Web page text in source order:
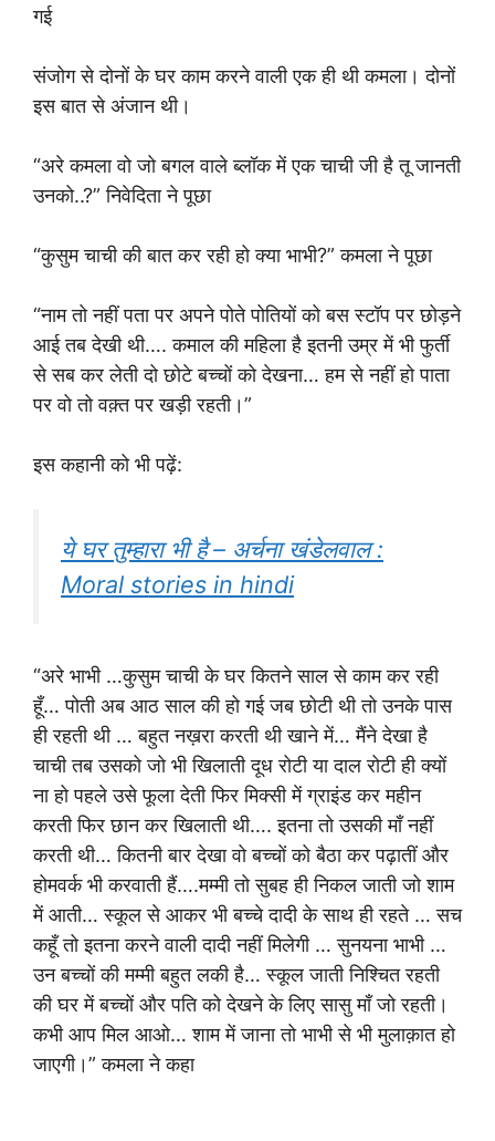
गई
संजोग से दोनों के घर काम करने वाली एक ही थी कमला। दोनों
इस बात से अंजान थी।
“अरे कमला वो जो बगल वाले ब्लॉक में एक चाची जी है तू जानती
उनको..?” निवेदिता ने पूछा
“कुसुम चाची की बात कर रही हो क्या भाभी?” कमला ने पूछा
“नाम तो नहीं पता पर अपने पोते पोतियों को बस स्टॉप पर छोड़ने
आई तब देखी थी…. कमाल की महिला है इतनी उम्र में भी फुर्ती
से सब कर लेती दो छोटे बच्चों को देखना… हम से नहीं हो पाता
पर वो तो वक़्त पर खड़ी रहती।”
इस कहानी को भी पढ़ें:
ये घर तुम्हारा भी है – अर्चना खंडेलवाल :
Moral stories in hindi
“अरे भाभी …कुसुम चाची के घर कितने साल से काम कर रही
हूँ… पोती अब आठ साल की हो गई जब छोटी थी तो उनके पास
ही रहती थी … बहुत नख़रा करती थी खाने में… मैंने देखा है
चाची तब उसको जो भी खिलाती दूध रोटी या दाल रोटी ही क्यों
ना हो पहले उसे फूला देती फिर मिक्सी में ग्राइंड कर महीन
करती फिर छान कर खिलाती थी…. इतना तो उसकी माँ नहीं
करती थी… कितनी बार देखा वो बच्चों को बैठा कर पढ़ातीं और
होमवर्क भी करवाती हैं….मम्मी तो सुबह ही निकल जाती जो शाम
में आती… स्कूल से आकर भी बच्चे दादी के साथ ही रहते … सच
कहूँ तो इतना करने वाली दादी नहीं मिलेगी … सुनयना भाभी …
उन बच्चों की मम्मी बहुत लकी है… स्कूल जाती निश्चित रहती
की घर में बच्चों और पति को देखने के लिए सासु माँ जो रहती।
कभी आप मिल आओ… शाम में जाना तो भाभी से भी मुलाक़ात हो
जाएगी।” कमला ने कहा